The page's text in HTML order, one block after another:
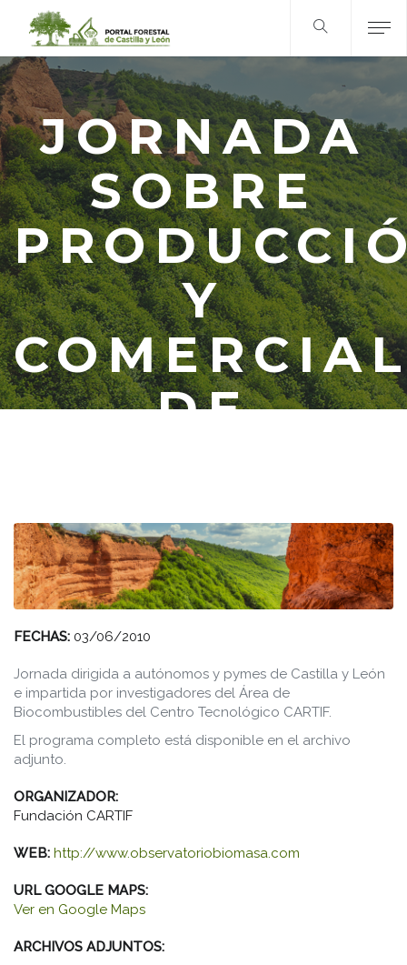
JORNADA
SOBRE
Y
DE
FECHAS: 03/06/2010
Jornada dirigida a autónomos y pymes de Castilla y León
e impartida por investigadores del Área de
Biocombustibles del Centro Tecnológico CARTIF.
El programa completo está disponible en el archivo
adjunto.
ORGANIZADOR:
Fundación CARTIF
WEB: http://www.observatoriobiomasa.com
URL GOOGLE MAPS:
Ver en Google Maps
ARCHIVOS ADJUNTOS: